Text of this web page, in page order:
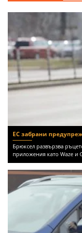
ЕС забрани
Брюксел развързва
приложения като Waze и